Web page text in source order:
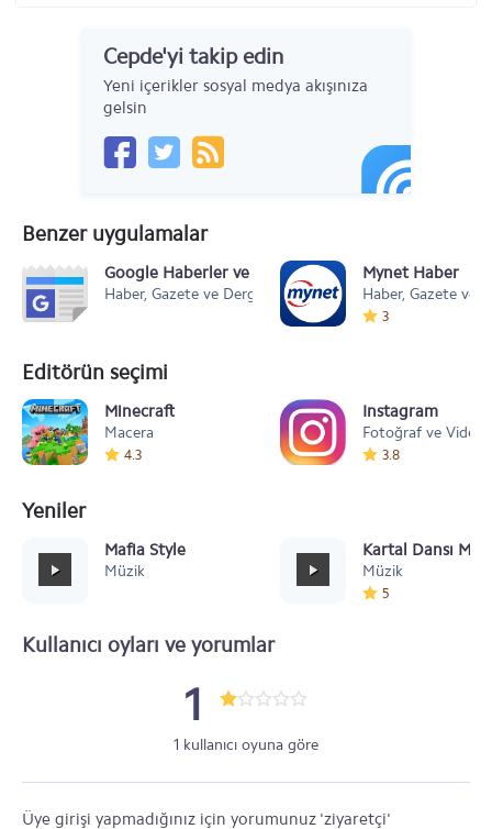
Cepde'yi takip edin
Yeni içerikler sosyal medya akışınıza
gelsin
Benzer uygulamalar
Google Haberler ve Hava Durumu
Haber, Gazete ve Dergi
Mynet Haber
Haber, Gazete ve
3
Editörün seçimi
Minecraft
Macera
4.3
Instagram
Fotoğraf ve Video
3.8
Yeniler
Mafia Style
Müzik
Kartal Dansı
Müzik
5
Kullanıcı oyları ve yorumlar
1
1 kullanıcı oyuna göre
Üye girişi yapmadığınız için yorumunuz 'ziyaretçi'